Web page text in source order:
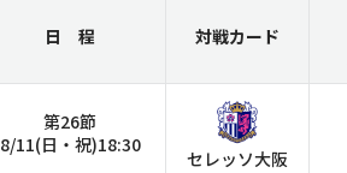
日 程 対戦カード
第26節
8/11(日・祝)18:30
セレッソ大阪